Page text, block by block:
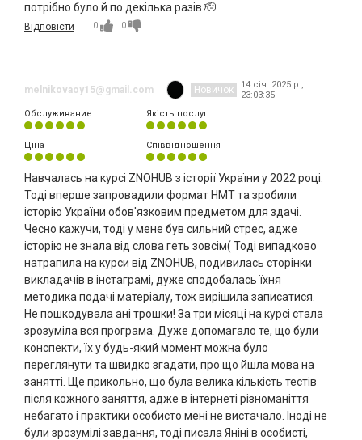
потрібно було й по декілька разів 🫡
Відповісти 0 0
melnikovaoy15@gmail.com Новичок
14 січ. 2025 р.,
23:03:35
Обслуживание
Якість послуг
Ціна Співвідношення
Навчалась на курсі ZNOHUB з історії України у 2022 році.
Тоді вперше запровадили формат НМТ та зробили
історію України обов'язковим предметом для здачі.
Чесно кажучи, тоді у мене був сильний стрес, адже
історію не знала від слова геть зовсім( Тоді випадково
натрапила на курси від ZNOHUB, подивилась сторінки
викладачів в інстаграмі, дуже сподобалась їхня
методика подачі матеріалу, тож вирішила записатися.
Не пошкодувала ані трошки! За три місяці на курсі стала
зрозуміла вся програма. Дуже допомагало те, що були
конспекти, їх у будь-який момент можна було
переглянути та швидко згадати, про що йшла мова на
занятті. Ще прикольно, що була велика кількість тестів
після кожного заняття, адже в інтернеті різноманіття
небагато і практики особисто мені не вистачало. Іноді не
були зрозумілі завдання, тоді писала Яніні в особисті,